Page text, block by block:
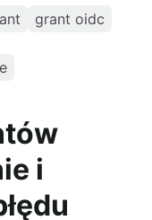
grant oidc
i